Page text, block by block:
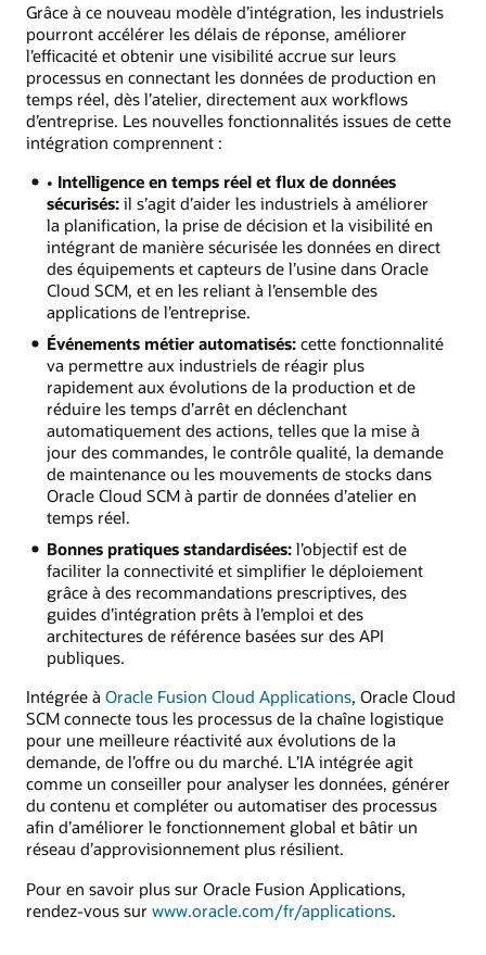
Grâce à ce nouveau modèle d’intégration, les industriels
pourront accélérer les délais de réponse, améliorer
l’efficacité et obtenir une visibilité accrue sur leurs
processus en connectant les données de production en
temps réel, dès l’atelier, directement aux workflows
d’entreprise. Les nouvelles fonctionnalités issues de cette
intégration comprennent :
• Intelligence en temps réel et flux de données
sécurisés:il s’agit d’aider les industriels à améliorer
la planification, la prise de décision et la visibilité en
intégrant de manière sécurisée les données en direct
des équipements et capteurs de l’usine dans Oracle
Cloud SCM, et en les reliant à l’ensemble des
applications de l’entreprise.
Événements métier automatisés:cette fonctionnalité
va permettre aux industriels de réagir plus
rapidement aux évolutions de la production et de
réduire les temps d’arrêt en déclenchant
automatiquement des actions, telles que la mise à
jour des commandes, le contrôle qualité, la demande
de maintenance ou les mouvements de stocks dans
Oracle Cloud SCM à partir de données d’atelier en
temps réel.
Bonnes pratiques standardisées:l’objectif est de
faciliter la connectivité et simplifier le déploiement
grâce à des recommandations prescriptives, des
guides d’intégration prêts à l’emploi et des
architectures de référence basées sur des API
publiques.
Intégrée à Oracle Fusion Cloud Applications, Oracle Cloud
SCM connecte tous les processus de la chaîne logistique
pour une meilleure réactivité aux évolutions de la
demande, de l’offre ou du marché. L’IA intégrée agit
comme un conseiller pour analyser les données, générer
du contenu et compléter ou automatiser des processus
afin d’améliorer le fonctionnement global et bâtir un
réseau d’approvisionnement plus résilient.
Pour en savoir plus sur Oracle Fusion Applications,
rendez-vous sur www.oracle.com/fr/applications.